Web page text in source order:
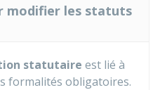
modifier les statuts
statutaire est lié à
formalités obligatoires.